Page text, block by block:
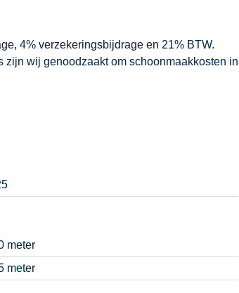
4% verzekeringsbijdrage en 21% BTW.
wij genoodzaakt om schoonmaakkosten in
meter
meter